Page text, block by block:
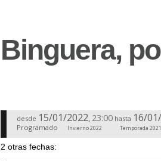
Binguera,
desde 15/01/2022 23:00 hasta 16/
Programado Invierno 2022 Temporada
2 otras fechas: